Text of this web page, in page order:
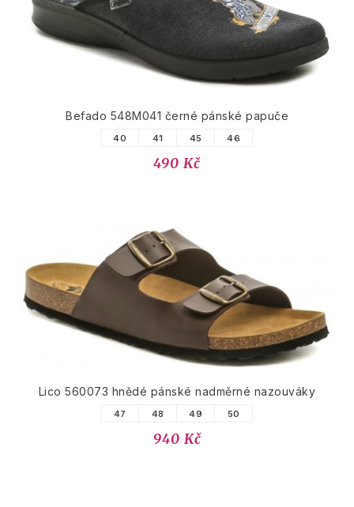
Befado 548M041 černé pánské papuče
40 41 45 46
490 Kč
Lico 560073 hnědé pánské nadměrné nazouváky
47 48 49 50
940 Kč